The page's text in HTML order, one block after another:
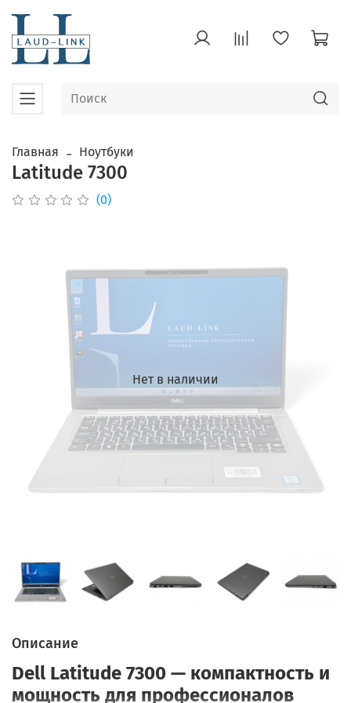
Главная Ноутбуки
Latitude 7300
(0)
Нет в наличии
Описание
Dell Latitude 7300 — компактность и
мощность для профессионалов